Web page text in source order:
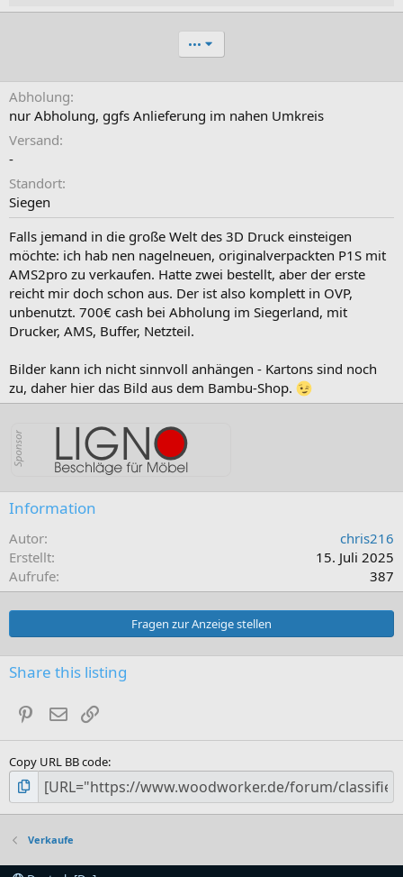
•••
Abholung
nur Abholung, ggfs Anlieferung im nahen Umkreis
Versand
-
Standort
Siegen
Falls jemand in die große Welt des 3D Druck einsteigen
möchte: ich hab nen nagelneuen, originalverpackten P1S mit
AMS2pro zu verkaufen. Hatte zwei bestellt, aber der erste
reicht mir doch schon aus. Der ist also komplett in OVP,
unbenutzt. 700€ cash bei Abholung im Siegerland, mit
Drucker, AMS, Buffer, Netzteil.
Bilder kann ich nicht sinnvoll anhängen - Kartons sind noch
zu, daher hier das Bild aus dem Bambu-Shop.
Information
Autor
chris216
Erstellt
15. Juli 2025
Aufrufe
387
Fragen zur Anzeige stellen
Share this listing
Pinterest
E-Mail
Copy URL BB code
Verkaufe